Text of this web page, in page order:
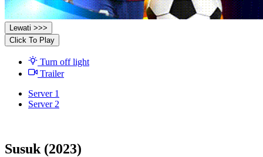
Lewati >>>
Click To Play
Turn off light
Trailer
Server 1
Server 2
Susuk (2023)